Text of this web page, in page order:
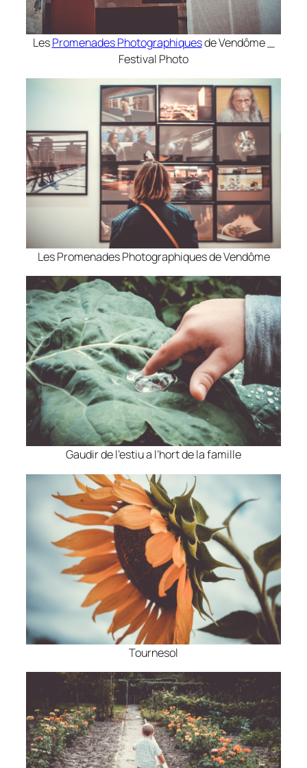
LesPromenades Photographiquesde Vendôme _
Festival Photo
Les Promenades Photographiques de Vendôme
Gaudir de l’estiu a l’hort de la famille
Tournesol